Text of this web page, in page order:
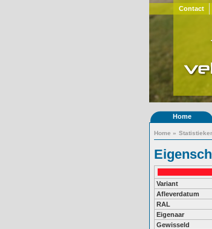
Contact
Home
Home »
Variant
Afleverdatum
RAL
Eigenaar
Gewisseld